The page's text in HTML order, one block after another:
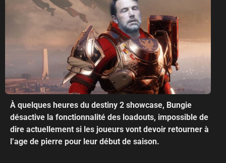
À quelques heures du destiny 2 showcase, Bungie
désactive la fonctionnalité des loadouts, impossible de
dire actuellement si les joueurs vont devoir retourner à
l’age de pierre pour leur début de saison.